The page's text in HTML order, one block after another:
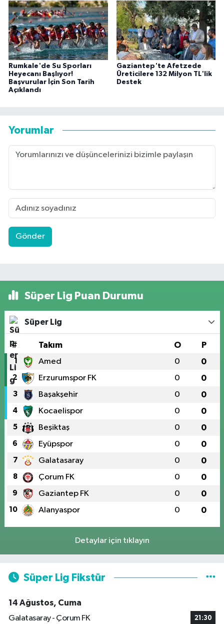
Rumkale'de Su Sporları
Heyecanı Başlıyor!
Başvurular İçin Son Tarih
Açıklandı
Gaziantep'te Afetzede
Üreticilere 132 Milyon TL'lik
Destek
Yorumlar
Gönder
Süper Lig Puan Durumu
Süper Lig
# Takım O P
1 Amed 0 0
2 Erzurumspor FK 0 0
3 Başakşehir 0 0
4 Kocaelispor 0 0
5 Beşiktaş 0 0
6 Eyüpspor 0 0
7 Galatasaray 0 0
8 Çorum FK 0 0
9 Gaziantep FK 0 0
10 Alanyaspor 0 0
Detaylar için tıklayın
Süper Lig Fikstür
14 Ağustos, Cuma
Galatasaray - Çorum FK
21:30